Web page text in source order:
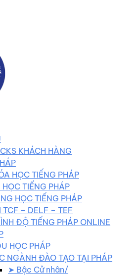
KHÁCH HÀNG
HỌC TIẾNG PHÁP
HỌC TIẾNG PHÁP
HỌC TIẾNG PHÁP
TCF – DELF – TEF
ĐỘ TIẾNG PHÁP ONLINE
HỌC PHÁP
NGÀNH ĐÀO TẠO TẠI PHÁP
➤ Bậc Cử nhân/